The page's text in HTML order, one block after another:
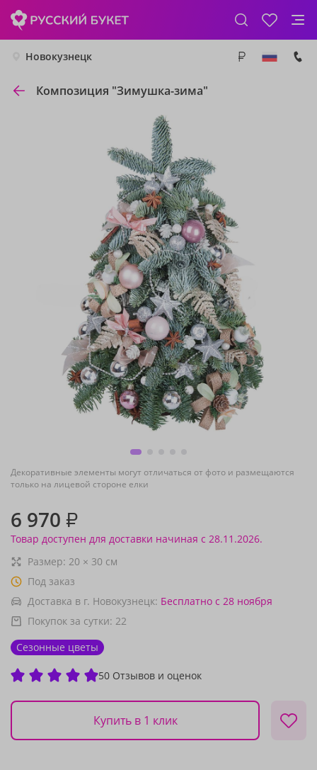
Новокузнецк
Композиция "Зимушка-зима"
Декоративные элементы могут отличаться от фото и размещаются
только на лицевой стороне елки
6 970 ₽
Товар доступен для доставки начиная с 28.11.2026.
Размер: 20 × 30 см
Под заказ
Доставка в г. Новокузнецк: Бесплатно с 28 ноября
Покупок за сутки: 22
Сезонные цветы
50 Отзывов и оценок
Купить в 1 клик